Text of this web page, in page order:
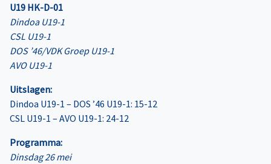
U19 HK-D-01
Dindoa U19-1
CSL U19-1
DOS ’46/VDK Groep U19-1
AVO U19-1
Uitslagen:
Dindoa U19-1 – DOS ’46 U19-1: 15-12
CSL U19-1 – AVO U19-1: 24-12
Programma:
Dinsdag 26 mei